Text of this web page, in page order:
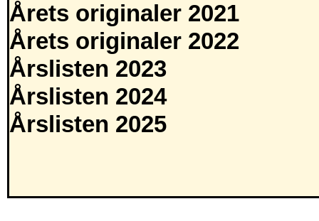
Årets originaler 2021
Årets originaler 2022
Årslisten 2023
Årslisten 2024
Årslisten 2025